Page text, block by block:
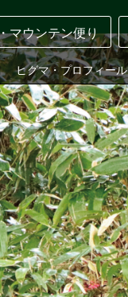
マウンテン便り
ヒグマ・プロフィール